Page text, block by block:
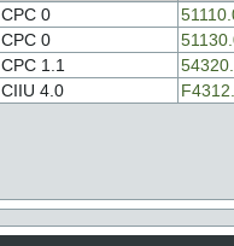
CPC 0
CPC 0
CPC 1.1
CIIU 4.0